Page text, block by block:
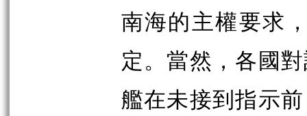
南海的主權要求
定。當然，各國
艦在未接到指示